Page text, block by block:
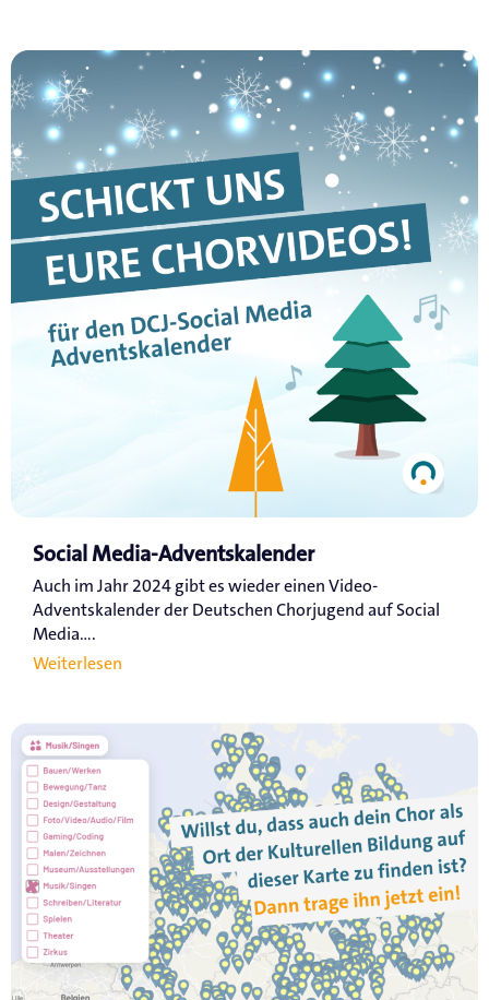
Social Media-Adventskalender
Auch im Jahr 2024 gibt es wieder einen Video-
Adventskalender der Deutschen Chorjugend auf Social
Media....
Weiterlesen